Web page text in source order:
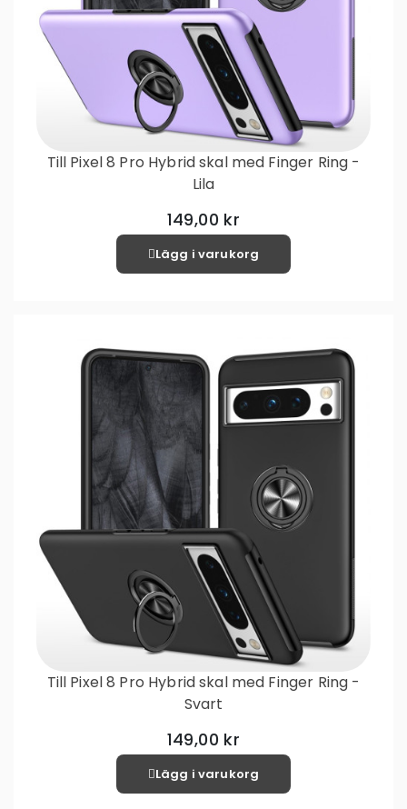
Till Pixel 8 Pro Hybrid skal med Finger Ring -
Lila
149,00 kr
Lägg i varukorg
Till Pixel 8 Pro Hybrid skal med Finger Ring -
Svart
149,00 kr
Lägg i varukorg